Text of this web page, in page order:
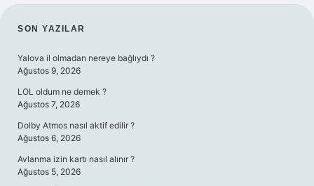
SIDEBAR
SON YAZILAR
Yalova il olmadan nereye bağlıydı ?
Ağustos 9, 2026
LOL oldum ne demek ?
Ağustos 7, 2026
Dolby Atmos nasıl aktif edilir ?
Ağustos 6, 2026
Avlanma izin kartı nasıl alınır ?
Ağustos 5, 2026